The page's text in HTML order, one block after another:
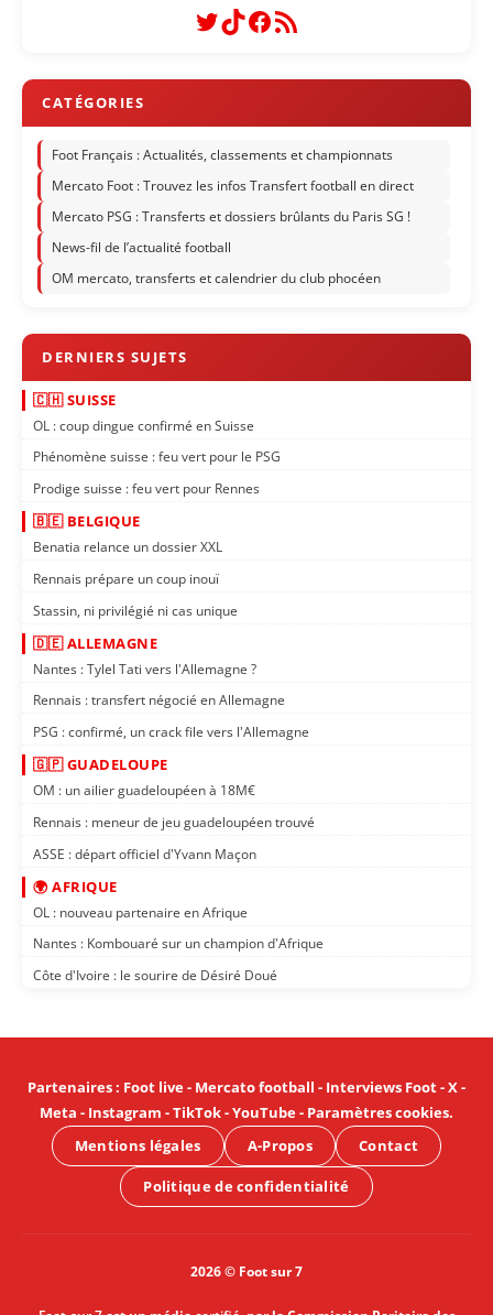
Twitter
TikTok
Facebook
Flux RSS
Foot Français : Actualités, classements et championnats
Mercato Foot : Trouvez les infos Transfert football en direct
Mercato PSG : Transferts et dossiers brûlants du Paris SG !
News-fil de l’actualité football
OM mercato, transferts et calendrier du club phocéen
🇨🇭 SUISSE
OL : coup dingue confirmé en Suisse
Phénomène suisse : feu vert pour le PSG
Prodige suisse : feu vert pour Rennes
🇧🇪 BELGIQUE
Benatia relance un dossier XXL
Rennais prépare un coup inouï
Stassin, ni privilégié ni cas unique
🇩🇪 ALLEMAGNE
Nantes : Tylel Tati vers l'Allemagne ?
Rennais : transfert négocié en Allemagne
PSG : confirmé, un crack file vers l'Allemagne
🇬🇵 GUADELOUPE
OM : un ailier guadeloupéen à 18M€
Rennais : meneur de jeu guadeloupéen trouvé
ASSE : départ officiel d'Yvann Maçon
🌍 AFRIQUE
OL : nouveau partenaire en Afrique
Nantes : Kombouaré sur un champion d'Afrique
Côte d'Ivoire : le sourire de Désiré Doué
Partenaires: Foot live- Mercato football - Interviews Foot-X-
Meta - Instagram -TikTok-YouTube- Paramètres cookies.
Mentions légales
A-Propos Contact
Politique de confidentialité
2026 © Foot sur 7